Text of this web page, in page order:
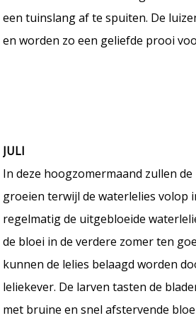
een tuinslang af te spuiten. De
en worden zo een geliefde prooi
JULI
In deze hoogzomermaand zullen
groeien terwijl de waterlelies volop
regelmatig de uitgebloeide
de bloei in de verdere zomer ten
kunnen de lelies belaagd worden
leliekever. De larven tasten de
met bruine en snel afstervende